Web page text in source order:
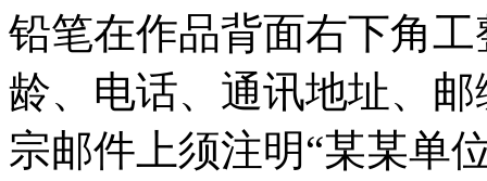
铅笔在作品背面右下角
龄、电话、通讯地址、
宗邮件上须注明“某某单